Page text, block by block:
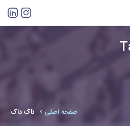
صفحه اصلی تاک داک